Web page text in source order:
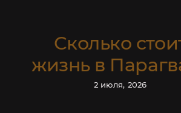
Сколько
жизнь в
2 июля, 2026